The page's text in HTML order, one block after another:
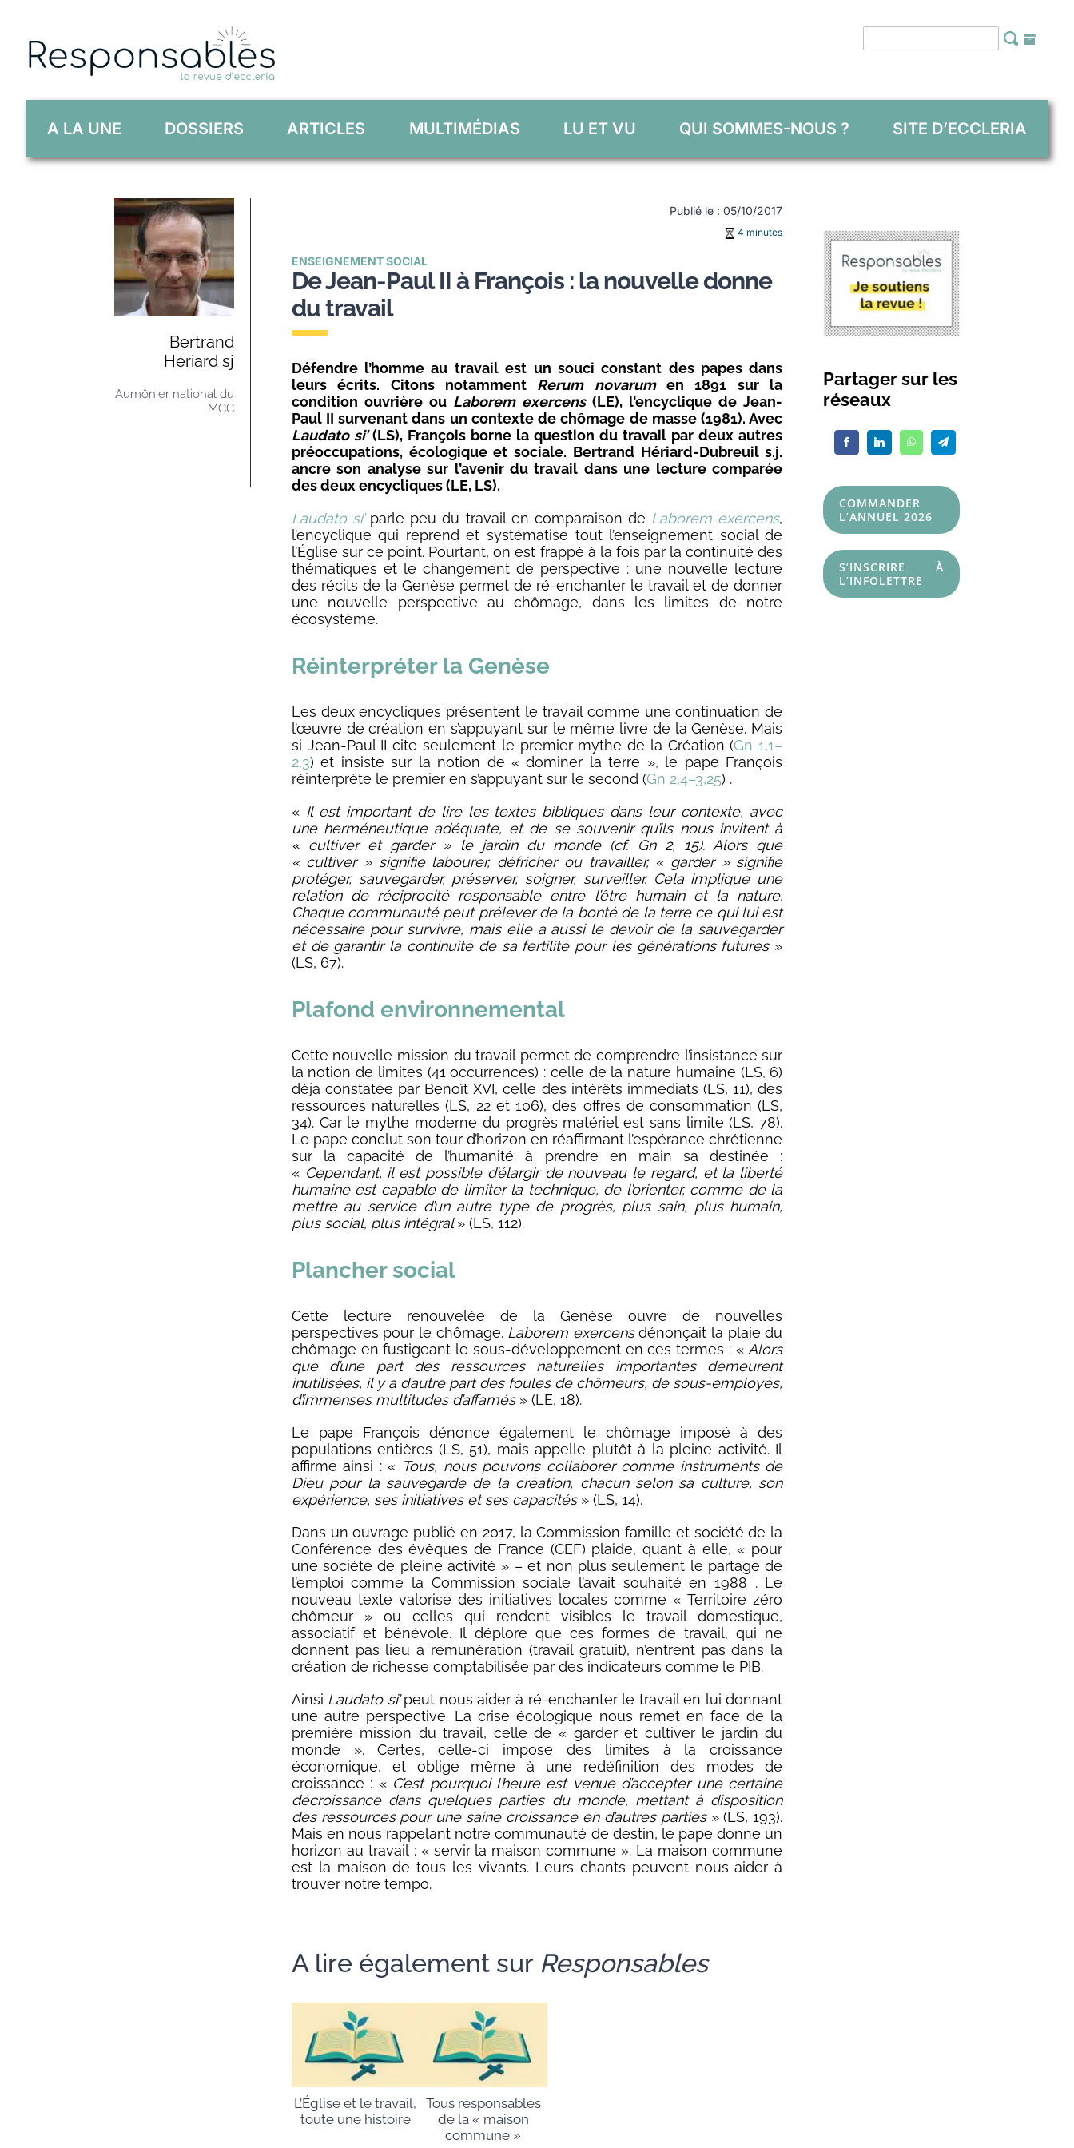
content
A LA UNE DOSSIERS ARTICLES MULTIMÉDIAS LU ET VU QUI SOMMES-NOUS ? SITE D’ECCLERIA
Bertrand
Hériard sj
Aumônier national du
MCC
Publié le : 05/10/2017
4 minutes
ENSEIGNEMENT SOCIAL
De Jean-Paul II à François : la nouvelle donne
du travail
Défendre l’homme au travail est un souci constant des papes dans
leurs écrits. Citons notamment Rerum novarumen 1891 sur la
condition ouvrière ou Laborem exercens(LE), l’encyclique de Jean-
Paul II survenant dans un contexte de chômage de masse (1981). Avec
Laudato si’(LS), François borne la question du travail par deux autres
préoccupations, écologique et sociale. Bertrand Hériard-Dubreuil s.j.
ancre son analyse sur l’avenir du travail dans une lecture comparée
des deux encycliques (LE, LS).
Laudato si’parle peu du travail en comparaison de Laborem exercens,
l’encyclique qui reprend et systématise tout l’enseignement social de
l’Église sur ce point. Pourtant, on est frappé à la fois par la continuité des
thématiques et le changement de perspective : une nouvelle lecture
des récits de la Genèse permet de ré-enchanter le travail et de donner
une nouvelle perspective au chômage, dans les limites de notre
écosystème.
Réinterpréter la Genèse
Les deux encycliques présentent le travail comme une continuation de
l’œuvre de création en s’appuyant sur le même livre de la Genèse. Mais
si Jean-Paul II cite seulement le premier mythe de la Création (Gn 1,1–
2,3) et insiste sur la notion de « dominer la terre », le pape François
réinterprète le premier en s’appuyant sur le second (Gn 2,4–3,25) .
« Il est important de lire les textes bibliques dans leur contexte, avec
une herméneutique adéquate, et de se souvenir qu’ils nous invitent à
« cultiver et garder » le jardin du monde (cf. Gn 2, 15). Alors que
« cultiver » signifie labourer, défricher ou travailler, « garder » signifie
protéger, sauvegarder, préserver, soigner, surveiller. Cela implique une
relation de réciprocité responsable entre l’être humain et la nature.
Chaque communauté peut prélever de la bonté de la terre ce qui lui est
nécessaire pour survivre, mais elle a aussi le devoir de la sauvegarder
et de garantir la continuité de sa fertilité pour les générations futures»
(LS, 67).
Plafond environnemental
Cette nouvelle mission du travail permet de comprendre l’insistance sur
la notion de limites (41 occurrences) : celle de la nature humaine (LS, 6)
déjà constatée par Benoît XVI, celle des intérêts immédiats (LS, 11), des
ressources naturelles (LS, 22 et 106), des offres de consommation (LS,
34). Car le mythe moderne du progrès matériel est sans limite (LS, 78).
Le pape conclut son tour d’horizon en réaffirmant l’espérance chrétienne
sur la capacité de l’humanité à prendre en main sa destinée :
« Cependant, il est possible d’élargir de nouveau le regard, et la liberté
humaine est capable de limiter la technique, de l’orienter, comme de la
mettre au service d’un autre type de progrès, plus sain, plus humain,
plus social, plus intégral» (LS, 112).
Plancher social
Cette lecture renouvelée de la Genèse ouvre de nouvelles
perspectives pour le chômage. Laborem exercensdénonçait la plaie du
chômage en fustigeant le sous-développement en ces termes : « Alors
que d’une part des ressources naturelles importantes demeurent
inutilisées, il y a d’autre part des foules de chômeurs, de sous-employés,
d’immenses multitudes d’affamés» (LE, 18).
Le pape François dénonce également le chômage imposé à des
populations entières (LS, 51), mais appelle plutôt à la pleine activité. Il
affirme ainsi : « Tous, nous pouvons collaborer comme instruments de
Dieu pour la sauvegarde de la création, chacun selon sa culture, son
expérience, ses initiatives et ses capacités» (LS, 14).
Dans un ouvrage publié en 2017, la Commission famille et société de la
Conférence des évêques de France (CEF) plaide, quant à elle, « pour
une société de pleine activité » – et non plus seulement le partage de
l’emploi comme la Commission sociale l’avait souhaité en 1988 . Le
nouveau texte valorise des initiatives locales comme « Territoire zéro
chômeur » ou celles qui rendent visibles le travail domestique,
associatif et bénévole. Il déplore que ces formes de travail, qui ne
donnent pas lieu à rémunération (travail gratuit), n’entrent pas dans la
création de richesse comptabilisée par des indicateurs comme le PIB.
Ainsi Laudato si’peut nous aider à ré-enchanter le travail en lui donnant
une autre perspective. La crise écologique nous remet en face de la
première mission du travail, celle de « garder et cultiver le jardin du
monde ». Certes, celle-ci impose des limites à la croissance
économique, et oblige même à une redéfinition des modes de
croissance : « C’est pourquoi l’heure est venue d’accepter une certaine
décroissance dans quelques parties du monde, mettant à disposition
des ressources pour une saine croissance en d’autres parties» (LS, 193).
Mais en nous rappelant notre communauté de destin, le pape donne un
horizon au travail : « servir la maison commune ». La maison commune
est la maison de tous les vivants. Leurs chants peuvent nous aider à
trouver notre tempo.
A lire également sur Responsables
L’Église et le travail,
toute une histoire
Tous responsables
de la « maison
commune »
Partager sur les
réseaux
COMMANDER
L’ANNUEL 2026
S’INSCRIRE À
L’INFOLETTRE